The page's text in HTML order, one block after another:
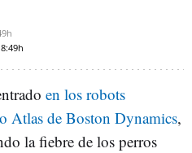
en los robots
Atlas de Boston Dynamics,
la fiebre de los perros